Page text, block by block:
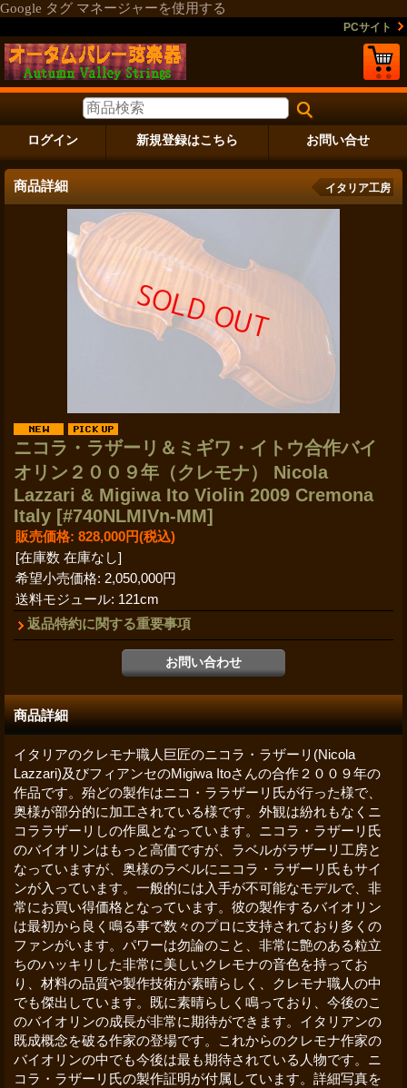
Google タグ マネージャーを使用する
PCサイト
ログイン 新規登録はこちら お問い合せ
商品詳細 イタリア工房
ニコラ・ラザーリ＆ミギワ・イトウ合作バイ
オリン２００９年（クレモナ） Nicola
Lazzari & Migiwa Ito Violin 2009 Cremona
Italy [#740NLMIVn-MM]
販売価格: 828,000円(税込)
[在庫数 在庫なし]
希望小売価格: 2,050,000円
送料モジュール: 121cm
返品特約に関する重要事項
商品詳細
イタリアのクレモナ職人巨匠のニコラ・ラザーリ(Nicola
Lazzari)及びフィアンセのMigiwa Itoさんの合作２００９年の
作品です。殆どの製作はニコ・ララザーリ氏が行った様で、
奥様が部分的に加工されている様です。外観は紛れもなくニ
コララザーリしの作風となっています。ニコラ・ラザーリ氏
のバイオリンはもっと高価ですが、ラベルがラザーリ工房と
なっていますが、奥様のラベルにニコラ・ラザーリ氏もサイ
ンが入っています。一般的には入手が不可能なモデルで、非
常にお買い得価格となっています。彼の製作するバイオリン
は最初から良く鳴る事で数々のプロに支持されており多くの
ファンがいます。パワーは勿論のこと、非常に艶のある粒立
ちのハッキリした非常に美しいクレモナの音色を持ってお
り、材料の品質や製作技術が素晴らしく、クレモナ職人の中
でも傑出しています。既に素晴らしく鳴っており、今後のこ
のバイオリンの成長が非常に期待ができます。イタリアンの
既成概念を破る作家の登場です。これからのクレモナ作家の
バイオリンの中でも今後は最も期待されている人物です。ニ
コラ・ラザーリ氏の製作証明が付属しています。詳細写真を